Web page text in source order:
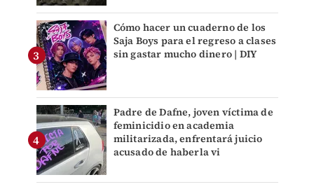
Cómo hacer un cuaderno de los
Saja Boys para el regreso a clases
sin gastar mucho dinero | DIY
Padre de Dafne, joven víctima de
feminicidio en academia
militarizada, enfrentará juicio
acusado de haberla vi